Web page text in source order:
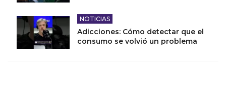
NOTICIAS
Adicciones: Cómo detectar que el
consumo se volvió un problema